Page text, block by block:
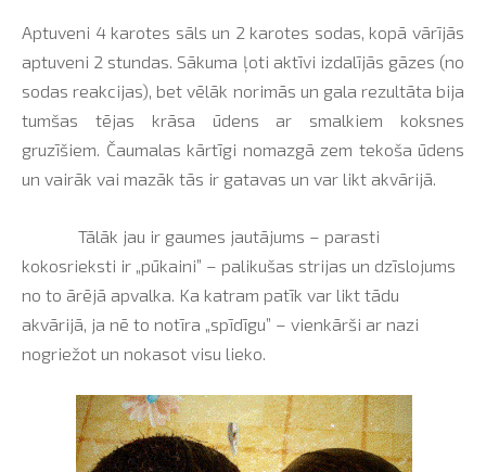
Aptuveni 4 karotes sāls un 2 karotes sodas, kopā vārījās
aptuveni 2 stundas. Sākuma ļoti aktīvi izdalījās gāzes (no
sodas reakcijas), bet vēlāk norimās un gala rezultāta bija
tumšas tējas krāsa ūdens ar smalkiem koksnes
gruzīšiem. Čaumalas kārtīgi nomazgā zem tekoša ūdens
un vairāk vai mazāk tās ir gatavas un var likt akvārijā.
Tālāk jau ir gaumes jautājums – parasti
kokosrieksti ir „pūkaini” – palikušas strijas un dzīslojums
no to ārējā apvalka. Ka katram patīk var likt tādu
akvārijā, ja nē to notīra „spīdīgu” – vienkārši ar nazi
nogriežot un nokasot visu lieko.